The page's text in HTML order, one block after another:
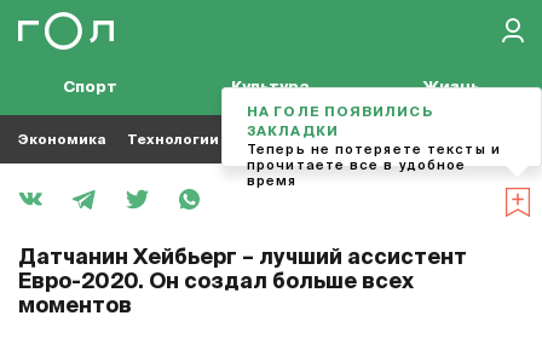
Спорт Культура Жизнь
Экономика Технологии Кино Футбол
Датчанин Хейбьерг – лучший ассистент
Евро-2020. Он создал больше всех
моментов
НА ГОЛЕ ПОЯВИЛИСЬ
ЗАКЛАДКИ
Теперь не потеряете тексты и
прочитаете все в удобное
время